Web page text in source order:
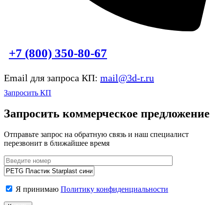
+7 (800) 350-80-67
Email для запроса КП: mail@3d-r.ru
Запросить КП
Запросить коммерческое предложение
Отправьте запрос на обратную связь и наш специалист
перезвонит в ближайшее время
Я принимаю Политику конфиденциальности